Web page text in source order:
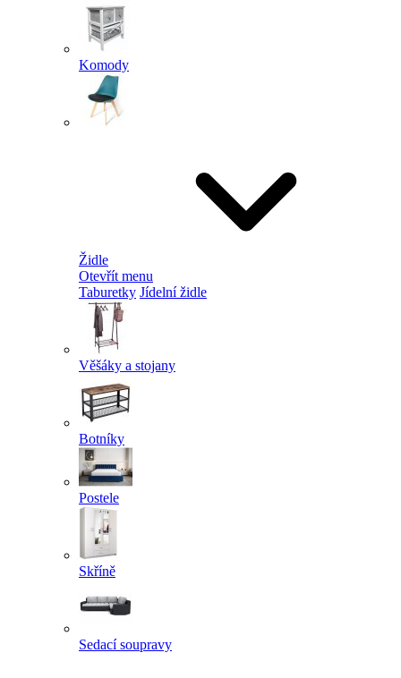
Komody
Židle
Otevřít menu
Taburetky Jídelní židle
Věšáky a stojany
Botníky
Postele
Skříně
Sedací soupravy